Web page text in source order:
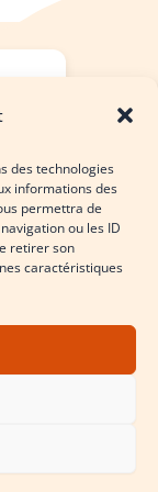
des technologies
informations des
permettra de
ou les ID
retirer son
caractéristiques
vu
réservés.